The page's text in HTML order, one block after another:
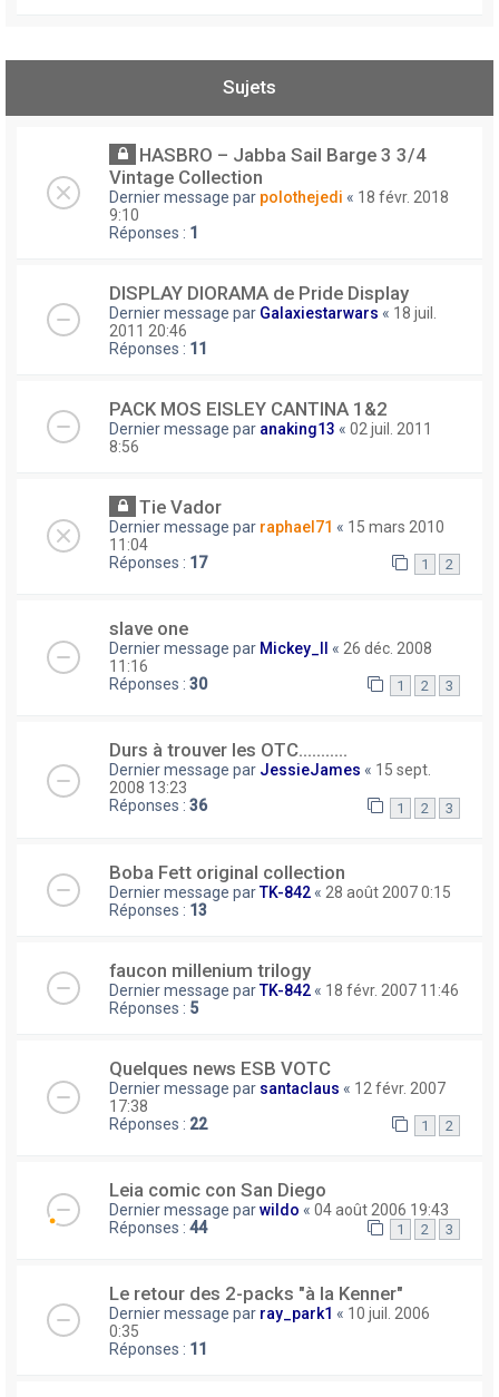
Sujets
HASBRO – Jabba Sail Barge 3 3/4
Vintage Collection
Dernier message par polothejedi « 18 févr. 2018
9:10
Réponses : 1
DISPLAY DIORAMA de Pride Display
Dernier message par Galaxiestarwars « 18 juil.
2011 20:46
Réponses : 11
PACK MOS EISLEY CANTINA 1&2
Dernier message par anaking13 « 02 juil. 2011
8:56
Tie Vador
Dernier message par raphael71 « 15 mars 2010
11:04
Réponses : 17 1 2
slave one
Dernier message par Mickey_II « 26 déc. 2008
11:16
Réponses : 30 1 2 3
Durs à trouver les OTC...........
Dernier message par JessieJames « 15 sept.
2008 13:23
Réponses : 36 1 2 3
Boba Fett original collection
Dernier message parTK-842 « 28 août 2007 0:15
Réponses : 13
faucon millenium trilogy
Dernier message parTK-842 « 18 févr. 2007 11:46
Réponses : 5
Quelques news ESB VOTC
Dernier message par santaclaus « 12 févr. 2007
17:38
Réponses : 22 1 2
Leia comic con San Diego
Dernier message parwildo « 04 août 2006 19:43
Réponses : 44 1 2 3
Le retour des 2-packs "à la Kenner"
Dernier message par ray_park1 « 10 juil. 2006
0:35
Réponses : 11